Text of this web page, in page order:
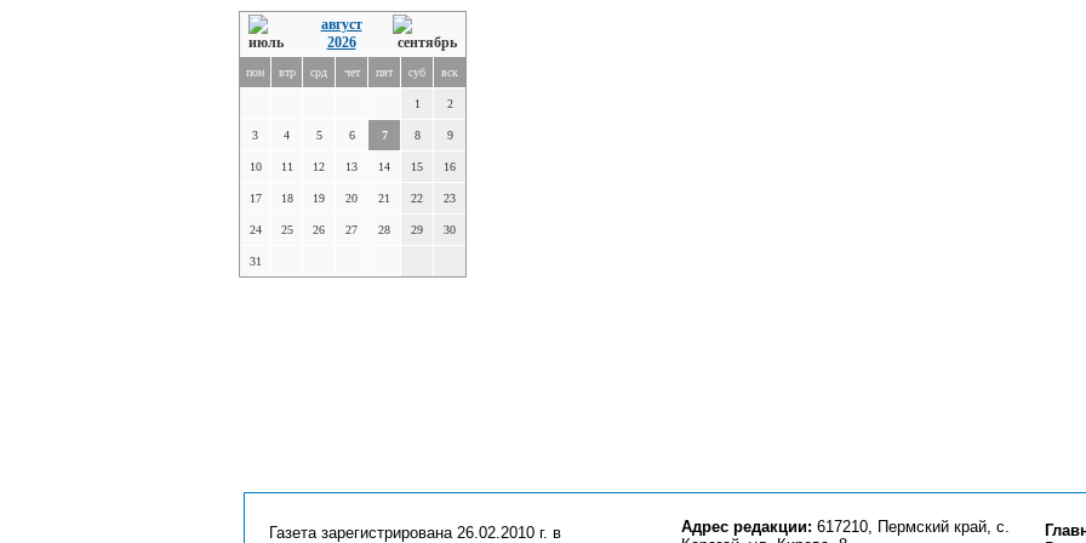
август
2026
пон втр срд чет пят суб вск
1 2
3 4 5 6 7 8 9
10 11 12 13 14 15 16
17 18 19 20 21 22 23
24 25 26 27 28 29 30
31
Газета зарегистрирована 26.02.2010 г. в
Адрес редакции: 617210, Пермский край, с.